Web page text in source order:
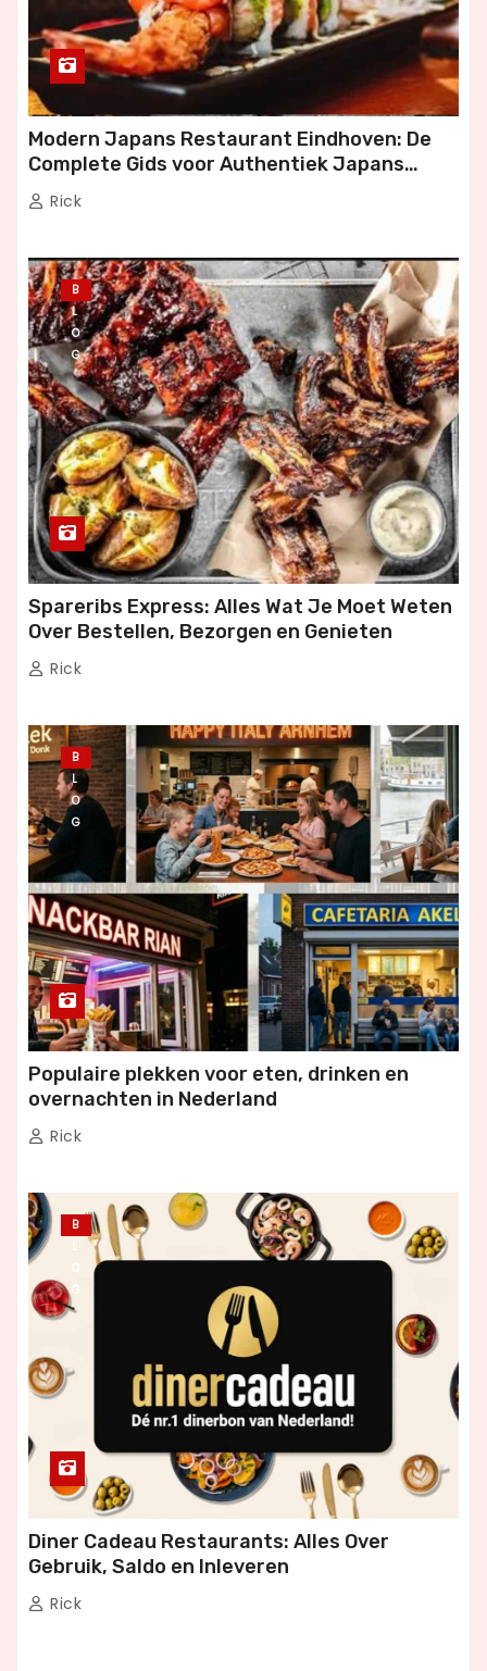
Modern Japans Restaurant Eindhoven: De
Complete Gids voor Authentiek Japans
Dineren
Rick
B
L
O
G
Spareribs Express: Alles Wat Je Moet Weten
Over Bestellen, Bezorgen en Genieten
Rick
B
L
O
G
Populaire plekken voor eten, drinken en
overnachten in Nederland
Rick
B
L
O
G
Diner Cadeau Restaurants: Alles Over
Gebruik, Saldo en Inleveren
Rick